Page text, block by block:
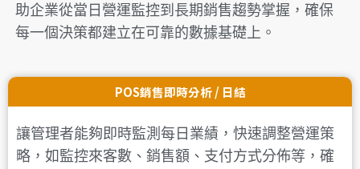
助企業從當日營運監控到長期銷售趨勢掌握，確保
每一個決策都建立在可靠的數據基礎上。
POS銷售即時分析 / 日結
讓管理者能夠即時監測每日業績，快速調整營運策
略，如監控來客數、銷售額、支付方式分佈等，確